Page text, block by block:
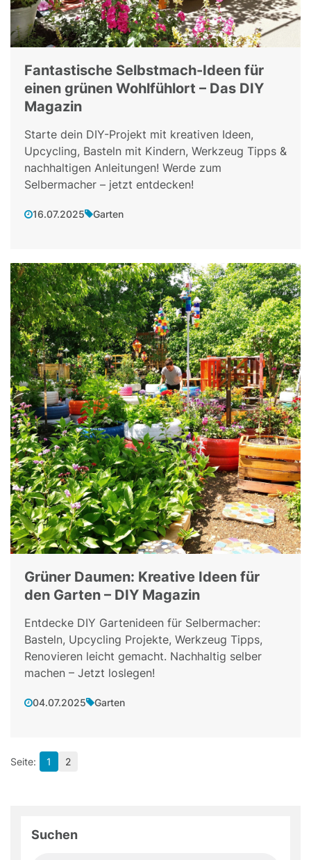
Fantastische Selbstmach-Ideen für
einen grünen Wohlfühlort – Das DIY
Magazin
Starte dein DIY-Projekt mit kreativen Ideen,
Upcycling, Basteln mit Kindern, Werkzeug Tipps &
nachhaltigen Anleitungen! Werde zum
Selbermacher – jetzt entdecken!
16.07.2025 Garten
Grüner Daumen: Kreative Ideen für
den Garten – DIY Magazin
Entdecke DIY Gartenideen für Selbermacher:
Basteln, Upcycling Projekte, Werkzeug Tipps,
Renovieren leicht gemacht. Nachhaltig selber
machen – Jetzt loslegen!
04.07.2025 Garten
1 2
Suchen